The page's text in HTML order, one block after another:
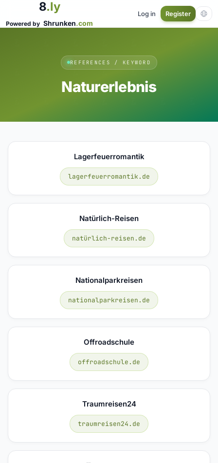
8.ly
Powered by Shrunken.com
Log in Register
REFERENCES / KEYWORD
Naturerlebnis
Lagerfeuerromantik
lagerfeuerromantik.de
Natürlich-Reisen
natürlich-reisen.de
Nationalparkreisen
nationalparkreisen.de
Offroadschule
offroadschule.de
Traumreisen24
traumreisen24.de